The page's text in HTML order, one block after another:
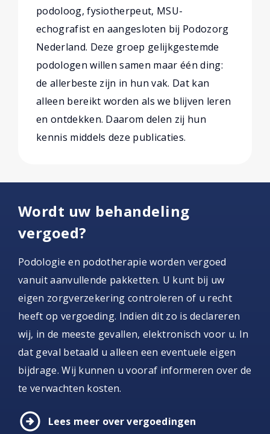
podoloog, fysiotherpeut, MSU-
echografist en aangesloten bij Podozorg
Nederland. Deze groep gelijkgestemde
podologen willen samen maar één ding:
de allerbeste zijn in hun vak. Dat kan
alleen bereikt worden als we blijven leren
en ontdekken. Daarom delen zij hun
kennis middels deze publicaties.
Wordt uw behandeling
vergoed?
Podologie en podotherapie worden vergoed
vanuit aanvullende pakketten. U kunt bij uw
eigen zorgverzekering controleren of u recht
heeft op vergoeding. Indien dit zo is declareren
wij, in de meeste gevallen, elektronisch voor u. In
dat geval betaald u alleen een eventuele eigen
bijdrage. Wij kunnen u vooraf informeren over de
te verwachten kosten.
arrow_circle_right Lees meer over vergoedingen